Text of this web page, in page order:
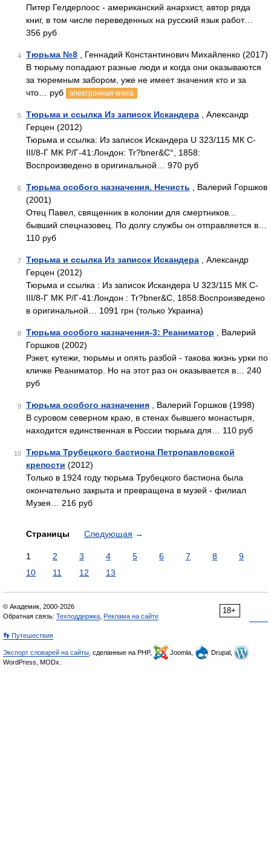
Питер Гелдерлоос - американский анархист, автор ряда
книг, в том числе переведенных на русский язык работ…
356 руб
4 Тюрьма №8 , Геннадий Константинович Михайленко (2017)
В тюрьму попадают разные люди и когда они оказываются
за тюремным забором, уже не имеет значения кто и за
что… руб
электронная книга
5 Тюрьма и ссылка Из записок Искандера , Александр
Герцен (2012)
Тюрьма и ссылка: Из записок Искандера U 323/115 МК C-
III/8-Г MK P/Г-41:Лондон: Tr?bner&C°, 1858:
Воспроизведено в оригинальной… 970 руб
6 Тюрьма особого назначения. Нечисть , Валерий Горшков
(2001)
Отец Павел, священник в колонии для смертников...
бывший спецназовец. По долгу службы он отправляется в…
110 руб
7 Тюрьма и ссылка Из записок Искандера , Александр
Герцен (2012)
Тюрьма и ссылка : Из записок Искандера U 323/115 МК C-
III/8-Г MK P/Г-41:Лондон : Tr?bner&C, 1858:Воспроизведено
в оригинальной… 1091 грн (только Украина)
8 Тюрьма особого назначения-3: Реаниматор , Валерий
Горшков (2002)
Рэкет, кутежи, тюрьмы и опять разбой - такова жизнь урки по
кличке Реаниматор. Но на этот раз он оказывается в… 240
руб
9 Тюрьма особого назначения , Валерий Горшков (1998)
В суровом северном краю, в стенах бывшего монастыря,
находится единственная в России тюрьма для… 110 руб
10
Тюрьма Трубецкого бастиона Петропавловской
крепости (2012)
Только в 1924 году тюрьма Трубецкого бастиона была
окончательно закрыта и превращена в музей - филиал
Музея… 216 руб
Страницы Следующая →
1 2 3 4 5 6 7 8
9
10
11 12 13
18+
© Академик, 2000-2026
Обратная связь: Техподдержка Реклама на сайте
👣 Путешествия
Экспорт словарей на сайты , сделанные на PHP, Joomla,
Drupal,
WordPress, MODx.